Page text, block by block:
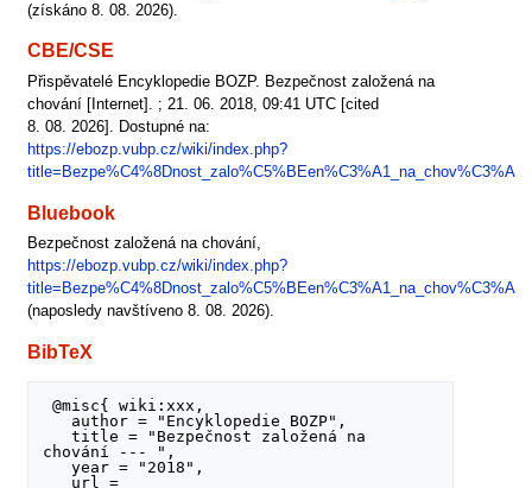
(získáno 8. 08. 2026).
CBE/CSE
Přispěvatelé Encyklopedie BOZP. Bezpečnost založená na
chování [Internet]. ; 21. 06. 2018, 09:41 UTC [cited
8. 08. 2026]. Dostupné na:
https://ebozp.vubp.cz/wiki/index.php?
Bluebook
Bezpečnost založená na chování,
https://ebozp.vubp.cz/wiki/index.php?
(naposledy navštíveno 8. 08. 2026).
BibTeX
@misc{ wiki:xxx,
   title = "Bezpečnost založená na
chování --- ",
   year = "2018",